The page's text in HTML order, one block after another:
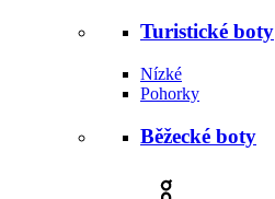
Turistické boty
Nízké
Pohorky
Běžecké boty